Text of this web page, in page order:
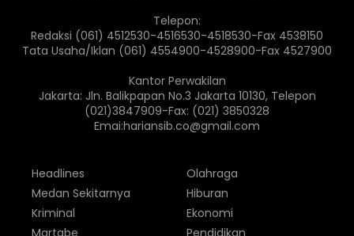
Telepon:
Redaksi (061) 4512530-4516530-4518530-Fax 4538150
Tata Usaha/Iklan (061) 4554900-4528900-Fax 4527900
Kantor Perwakilan
Jakarta: Jln. Balikpapan No.3 Jakarta 10130, Telepon
(021)3847909-Fax: (021) 3850328
Emai:hariansib.co@gmail.com
Headlines
Medan Sekitarnya
Kriminal
Olahraga
Hiburan
Ekonomi